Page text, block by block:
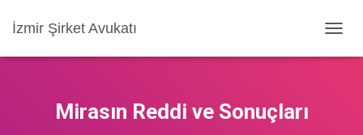
İzmir Şirket Avukatı
E
Mirasın Reddi ve Sonuçları